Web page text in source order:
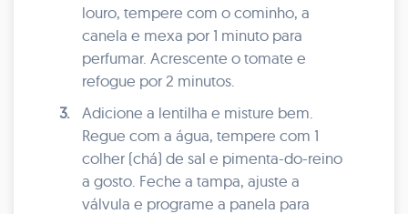
louro, tempere com o cominho, a
canela e mexa por 1 minuto para
perfumar. Acrescente o tomate e
refogue por 2 minutos.
3.
Adicione a lentilha e misture bem.
Regue com a água, tempere com 1
colher (chá) de sal e pimenta-do-reino
a gosto. Feche a tampa, ajuste a
válvula e programe a panela para